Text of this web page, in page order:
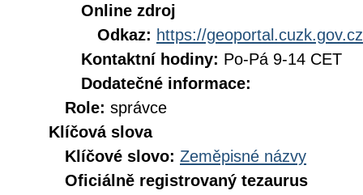
Online zdroj
Odkaz: https://geoportal.cuzk.gov.cz
Kontaktní hodiny: Po-Pá 9-14 CET
Dodatečné informace:
Role: správce
Klíčová slova
Klíčové slovo: Zeměpisné názvy
Oficiálně registrovaný tezaurus